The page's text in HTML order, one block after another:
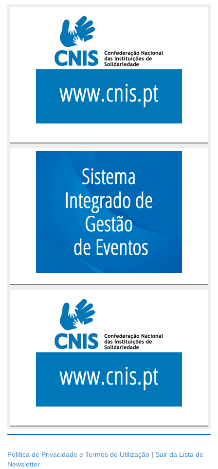
Política de Privacidade e Termos de Utilização | Sair da Lista de
Newsletter